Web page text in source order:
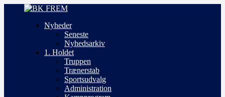
Nyheder
Seneste
Nyhedsarkiv
1. Holdet
Truppen
Trænerstab
Sportsudvalg
Administration